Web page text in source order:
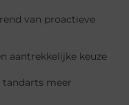
van proactieve
aantrekkelijke keuze
tandarts meer